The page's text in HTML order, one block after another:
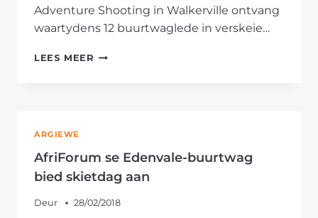
Adventure Shooting in Walkerville ontvang
waartydens 12 buurtwaglede in verskeie…
LEES MEER AFRIFORUM
ARGIEWE
AfriForum se Edenvale-buurtwag
bied skietdag aan
Deur 28/02/2018